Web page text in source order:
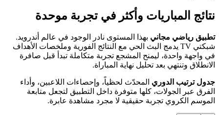
نتائج المباريات وأكثر في تجربة موحدة
تطبيق رياضي مجاني بهذا المستوى نادر الوجود في عالم أندرويد.
شبكتي TV يدمج البث الحي مع النتائج الفورية وملخصات الأهداف
في واجهة واحدة، ليمنح المشجع تجربة متكاملة تبدأ قبل صافرة
الانطلاق وتنتهي بعد تحليل نهاية المباراة.
جدول ترتيب الدوري المحدّث لحظياً، وإحصاءات اللاعبين، وأداء
الفرق عبر الجولات، كلها متوفرة داخل التطبيق لتجعل متابعة
الموسم الكروي تجربة حقيقية لا مجرد مشاهدة عابرة.